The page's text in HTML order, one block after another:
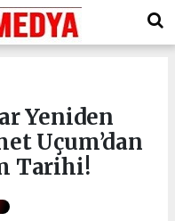
Yeniden
Uçum’dan
Tarihi!